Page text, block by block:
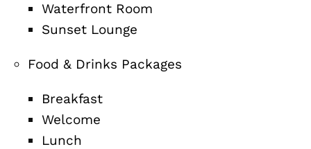
Waterfront Room
Sunset Lounge
Food & Drinks Packages
Breakfast
Welcome
Lunch